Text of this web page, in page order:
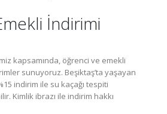
İndirimi
kapsamında, öğrenci ve emekli
sunuyoruz. Beşiktaş’ta yaşayan
indirim ile su kaçağı tespiti
Kimlik ibrazı ile indirim hakkı